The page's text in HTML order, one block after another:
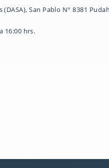
San Pablo N° 8381
16:00 hrs.